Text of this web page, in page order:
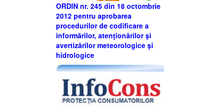
ORDIN nr. 245 din 18 octombrie
2012 pentru aprobarea
procedurilor de codificare a
informărilor, atenţionărilor şi
avertizărilor meteorologice şi
hidrologice